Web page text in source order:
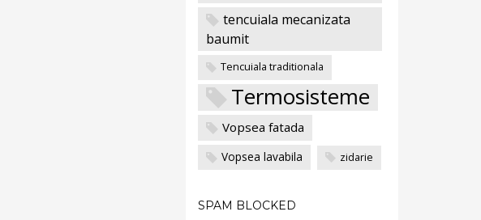
tencuiala mecanizata
baumit
Tencuiala traditionala
Termosisteme
Vopsea fatada
Vopsea lavabila zidarie
SPAM BLOCKED